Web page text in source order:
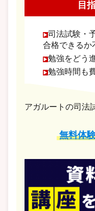
目
司法試験・
合格できるか
勉強をどう
勉強時間も
アガルートの司法
無料体